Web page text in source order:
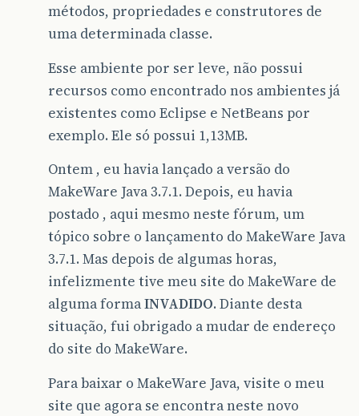
métodos, propriedades e construtores de
uma determinada classe.
Esse ambiente por ser leve, não possui
recursos como encontrado nos ambientes já
existentes como Eclipse e NetBeans por
exemplo. Ele só possui 1,13MB.
Ontem , eu havia lançado a versão do
MakeWare Java 3.7.1. Depois, eu havia
postado , aqui mesmo neste fórum, um
tópico sobre o lançamento do MakeWare Java
3.7.1. Mas depois de algumas horas,
infelizmente tive meu site do MakeWare de
alguma formaINVADIDO. Diante desta
situação, fui obrigado a mudar de endereço
do site do MakeWare.
Para baixar o MakeWare Java, visite o meu
site que agora se encontra neste novo